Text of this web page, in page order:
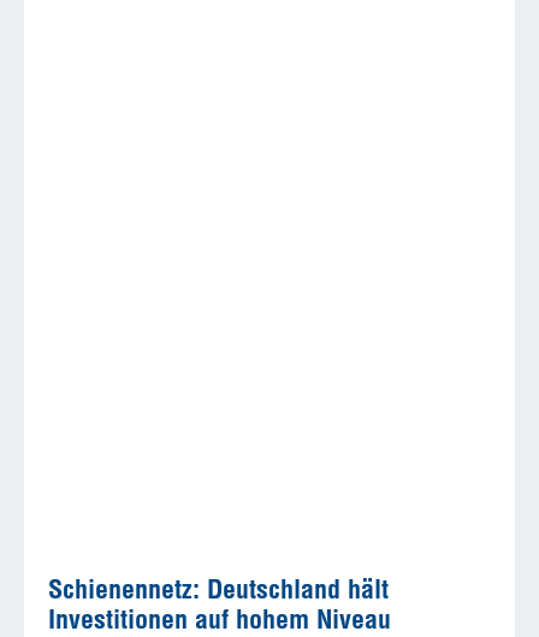
Schienennetz: Deutschland hält
Investitionen auf hohem Niveau